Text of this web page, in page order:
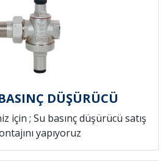
DÜŞÜRÜCÜ
için ; Su basınç düşürücü satış
yapıyoruz